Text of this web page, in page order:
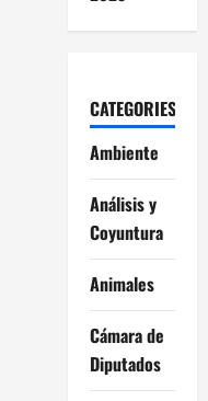
CATEGORIES
Ambiente
Análisis y
Coyuntura
Animales
Cámara de
Diputados